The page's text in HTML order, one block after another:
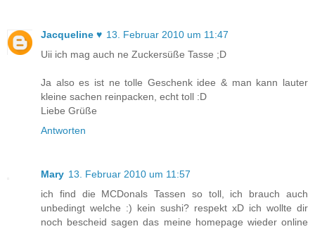
Jacqueline ♥ 13. Februar 2010 um 11:47
Uii ich mag auch ne Zuckersüße Tasse ;D
Ja also es ist ne tolle Geschenk idee & man kann lauter
kleine sachen reinpacken, echt toll :D
Liebe Grüße
Antworten
Mary 13. Februar 2010 um 11:57
ich find die MCDonals Tassen so toll, ich brauch auch
unbedingt welche :) kein sushi? respekt xD ich wollte dir
noch bescheid sagen das meine homepage wieder online